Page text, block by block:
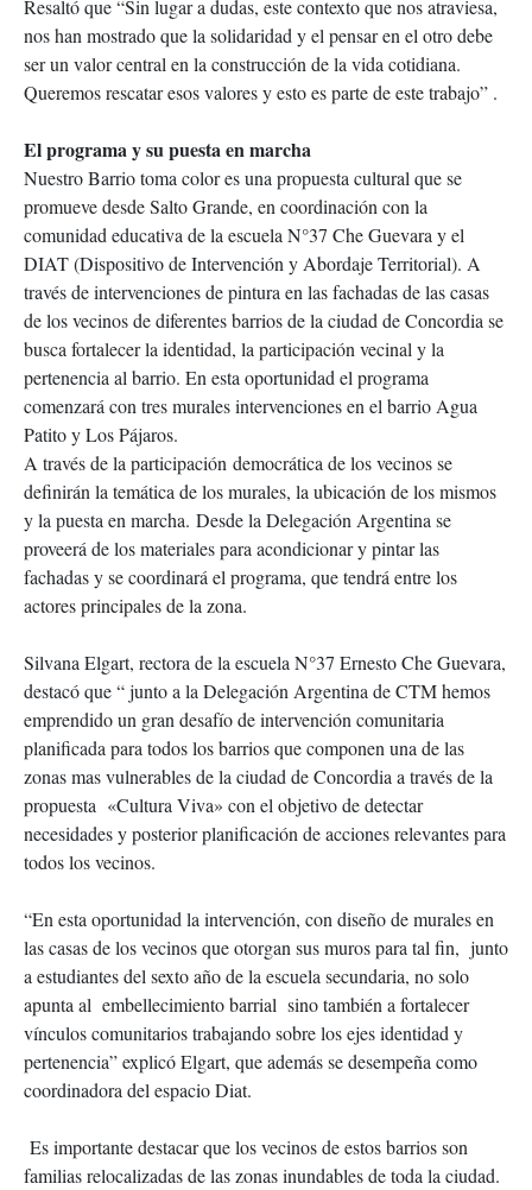
​Resaltó que ​“Sin lugar a dudas​, ​ este contexto que nos atraviesa​, ​
nos han mostrado que la solidaridad y el pensar en el otro debe
ser un valor central en la construcción de la vida cotidiana.
Queremos rescatar esos valores y esto es parte de este trabajo” .
El programa y su puesta en marcha
Nuestro Barrio toma color es una propuesta cultural que se
promueve desde Salto Grande, en coordinación con la
comunidad educativa de la escuela N°37 Che Guevara y el
DIAT (Dispositivo de Intervención y Abordaje Territorial). A
través de intervenciones de pintura en las fachadas de las casas
de los vecinos de diferentes barrios de la ciudad de Concordia se
busca fortalecer la identidad, la participación vecinal y la
pertenencia al barrio. En esta oportunidad el programa
comenzará con tres murales intervenciones en el barrio Agua
Patito y Los Pájaros.
A través de la participación ​democrática ​de los vecinos se
definirán la temática de los murales, la ubicación de los mismos
y la puesta en marcha. Desde la Delegación Argentina se
proveerá de los materiales para acondicionar y pintar las
fachadas y se coordinará el programa, que tendrá entre los
actores principales de la zona.
Silvana Elgart, rectora de la escuela N°37 Ernesto Che Guevara,
destacó que “ junto a la Delegación Argentina de CTM hemos
emprendido un gran desafío de intervención comunitaria
planificada para todos los barrios que componen una de las
zonas mas vulnerables de la ciudad de Concordia a través de la
propuesta «Cultura Viva» con el objetivo de detectar
necesidades y posterior planificación de acciones relevantes para
todos los vecinos.
“En esta oportunidad la intervención, con diseño de murales en
las casas de los vecinos que otorgan sus muros para tal fin, junto
a estudiantes del sexto año de la escuela secundaria, no solo
apunta al embellecimiento barrial sino también a fortalecer
vínculos comunitarios trabajando sobre los ejes identidad y
pertenencia” explicó Elgart, que además se desempeña como
coordinadora del espacio Diat.
Es importante destacar que los vecinos de estos barrios son
familias relocalizadas de las zonas inundables de toda la ciudad.